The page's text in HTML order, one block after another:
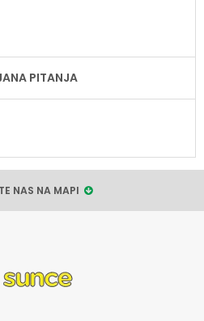
PITANJA
NAS NA MAPI